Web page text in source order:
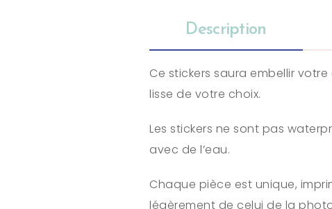
Description
Ce stickers saura embellir
lisse de votre choix.
Les stickers ne sont pas
avec de l’eau.
Chaque pièce est unique,
légèrement de celui de la